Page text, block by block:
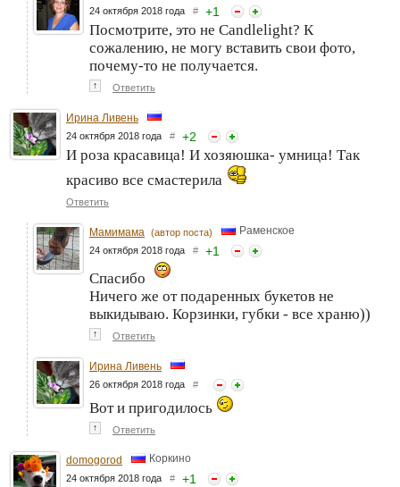
24 октября 2018 года # +1
Посмотрите, это не Candlelight? К
сожалению, не могу вставить свои фото,
почему-то не получается.
↑ Ответить
Ирина Ливень
24 октября 2018 года # +2
И роза красавица! И хозяюшка- умница! Так
красиво все смастерила
Ответить
Мамимама (автор поста) Раменское
24 октября 2018 года # +1
Спасибо
Ничего же от подаренных букетов не
выкидываю. Корзинки, губки - все храню))
↑ Ответить
Ирина Ливень
26 октября 2018 года #
Вот и пригодилось
↑ Ответить
domogorod Коркино
24 октября 2018 года # +1